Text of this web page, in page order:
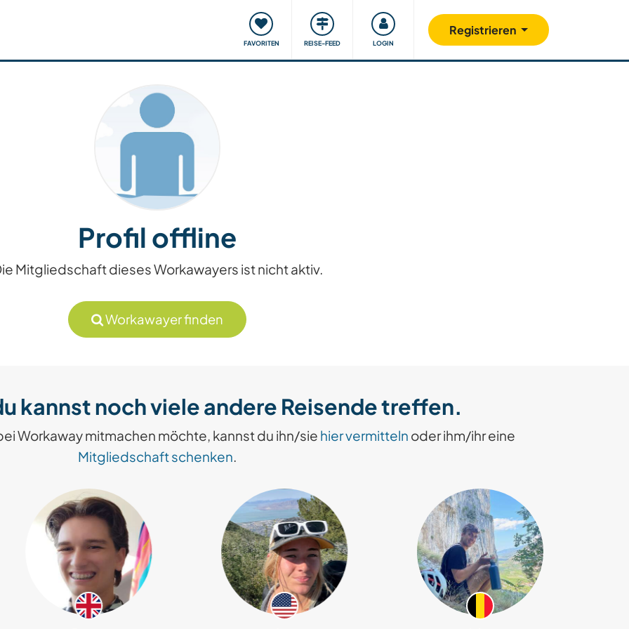
FAVORITEN REISE-FEED LOGIN
Registrieren
Reisen & Lernen Unsere Community Gutes tun
Profil offline
Mitgliedschaft dieses Workawayers ist nicht aktiv.
Workawayer finden
kannst noch viele andere Reisende treffen.
Workaway mitmachen möchte, kannst du ihn/sie hier vermitteln oder ihm/ihr eine
Mitgliedschaft schenken